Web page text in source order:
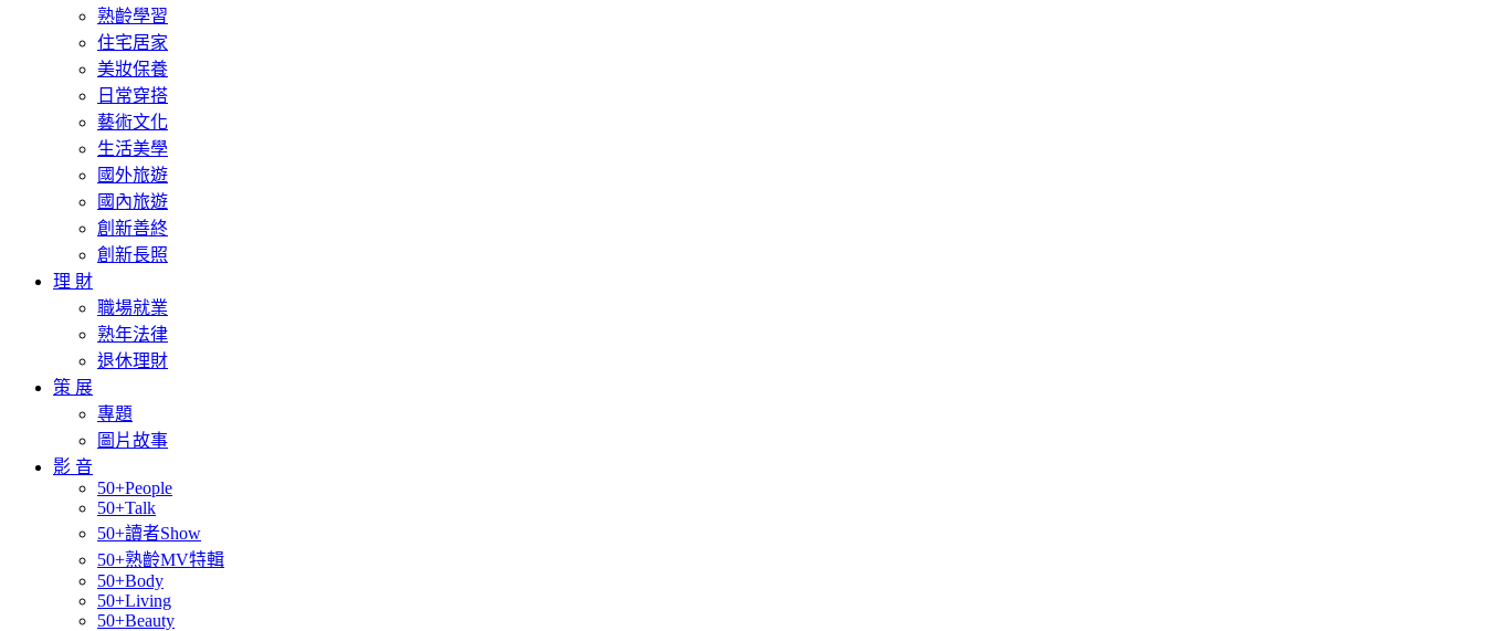
熟齡學習
住宅居家
美妝保養
日常穿搭
藝術文化
生活美學
國外旅遊
國內旅遊
創新善終
創新長照
理 財
職場就業
熟年法律
退休理財
策 展
專題
圖片故事
影 音
50+People
50+Talk
50+讀者Show
50+熟齡MV特輯
50+Body
50+Living
50+Beauty